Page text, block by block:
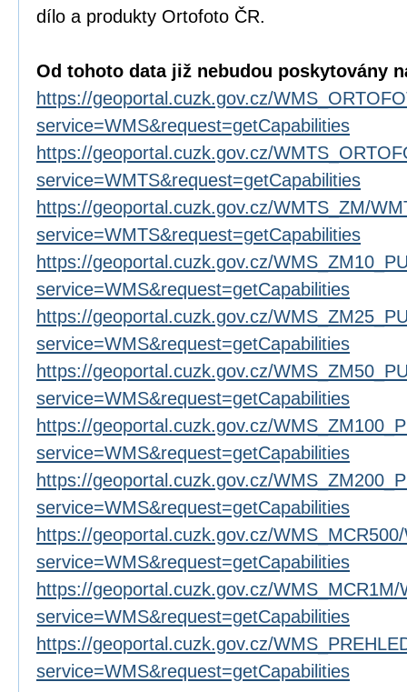
dílo a produkty Ortofoto ČR.
Od tohoto data již nebudou poskytovány
https://geoportal.cuzk.gov.cz/
service=WMS&request=getCapabilities
https://geoportal.cuzk.gov.cz/
service=WMTS&request=getCapabilities
https://geoportal.cuzk.gov.cz/WMTS_ZM/
service=WMTS&request=getCapabilities
https://geoportal.cuzk.gov.cz/
service=WMS&request=getCapabilities
https://geoportal.cuzk.gov.cz/
service=WMS&request=getCapabilities
https://geoportal.cuzk.gov.cz/
service=WMS&request=getCapabilities
https://geoportal.cuzk.gov.cz/
service=WMS&request=getCapabilities
https://geoportal.cuzk.gov.cz/
service=WMS&request=getCapabilities
https://geoportal.cuzk.gov.cz/
service=WMS&request=getCapabilities
https://geoportal.cuzk.gov.cz/WMS_MCR1M/
service=WMS&request=getCapabilities
https://geoportal.cuzk.gov.cz/
service=WMS&request=getCapabilities